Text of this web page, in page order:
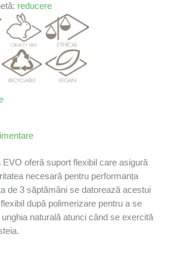
reducere
oferă suport flexibil care asigură
necesară pentru performanța
de 3 săptămâni se datorează acestui
după polimerizare pentru a se
naturală atunci când se exercită